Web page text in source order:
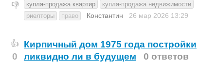
👎 купля-продажа квартир
купля-продажа недвижимости
риелторы
право Константин 26 мар 2026 13:29
👍
0
Кирпичный дом 1975 года постройки
ликвидно ли в будущем
0 ответов